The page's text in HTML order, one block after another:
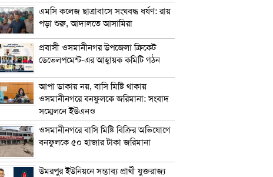
এম‌সি কলেজ ছাত্রাবাসে সংঘবদ্ধ ধর্ষণ: রায়
পড়া শুরু, আদালতে আসামিরা
প্রবাসী ওসমানীনগর উপজেলা ক্রিকেট
ডেভেলপমেন্ট-এর আহ্বায়ক কমিটি গঠন
আপা ডাকায় নয়, বাসি মিষ্টি থাকায়
ওসমানীনগরে বনফুলকে জরিমানা: সংবাদ
সম্মেলনে ইউএনও
ওসমানীনগরে বাসি মিষ্টি বিক্রির অভিযোগে
বনফুলকে ৫০ হাজার টাকা জরিমানা
উমরপুর ইউনিয়নে সম্ভাব্য প্রার্থী যুক্তরাজ্য